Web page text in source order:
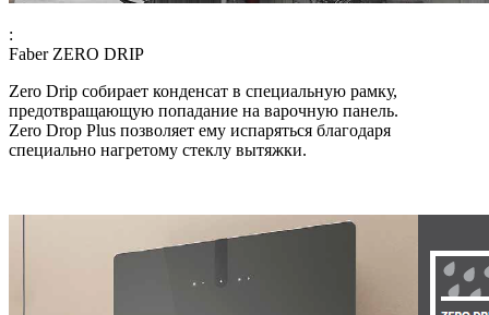
:
Faber ZERO DRIP
Zero Drip собирает конденсат в специальную рамку,
предотвращающую попадание на варочную панель.
Zero Drop Plus позволяет ему испаряться благодаря
специально нагретому стеклу вытяжки.